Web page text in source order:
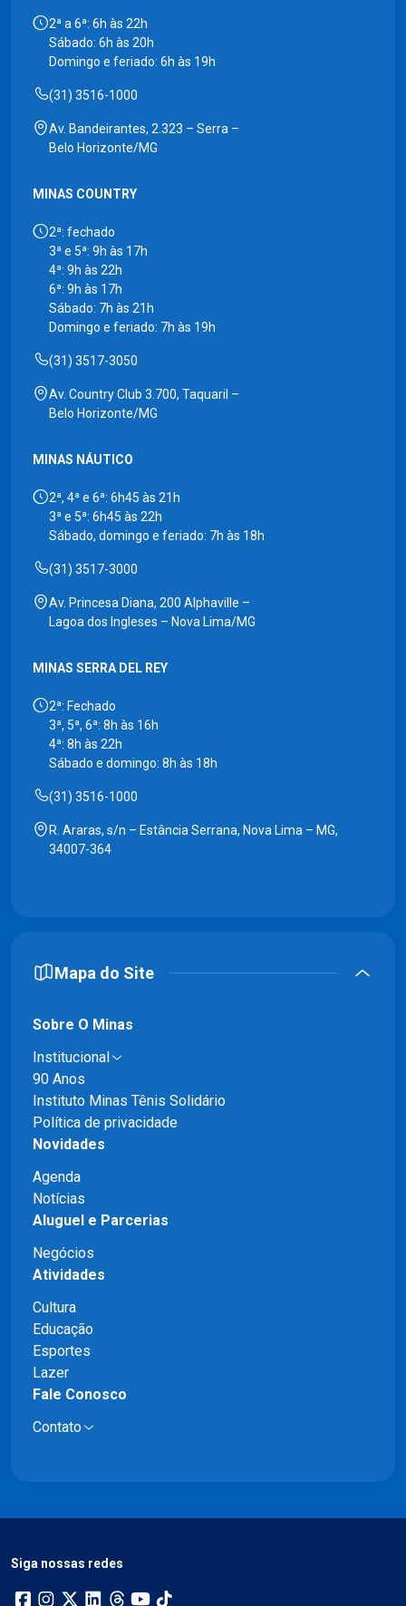
2ª a 6ª: 6h às 22h
Sábado: 6h às 20h
Domingo e feriado: 6h às 19h
(31) 3516-1000
Av. Bandeirantes, 2.323 – Serra –
Belo Horizonte/MG
MINAS COUNTRY
2ª: fechado
3ª e 5ª: 9h às 17h
4ª: 9h às 22h
6ª: 9h às 17h
Sábado: 7h às 21h
Domingo e feriado: 7h às 19h
(31) 3517-3050
Av. Country Club 3.700, Taquaril –
Belo Horizonte/MG
MINAS NÁUTICO
2ª, 4ª e 6ª: 6h45 às 21h
3ª e 5ª: 6h45 às 22h
Sábado, domingo e feriado: 7h às 18h
(31) 3517-3000
Av. Princesa Diana, 200 Alphaville –
Lagoa dos Ingleses – Nova Lima/MG
MINAS SERRA DEL REY
2ª: Fechado
3ª, 5ª, 6ª: 8h às 16h
4ª: 8h às 22h
Sábado e domingo: 8h às 18h
(31) 3516-1000
R. Araras, s/n – Estância Serrana, Nova Lima – MG,
34007-364
Mapa do Site
Sobre O Minas
Institucional
90 Anos
Instituto Minas Tênis Solidário
Política de privacidade
Novidades
Agenda
Notícias
Aluguel e Parcerias
Negócios
Atividades
Cultura
Educação
Esportes
Lazer
Fale Conosco
Contato
Siga nossas redes